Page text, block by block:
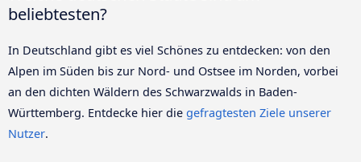
beliebtesten?
In Deutschland gibt es viel Schönes zu entdecken: von den
Alpen im Süden bis zur Nord- und Ostsee im Norden, vorbei
an den dichten Wäldern des Schwarzwalds in Baden-
Württemberg. Entdecke hier die gefragtesten Ziele unserer
Nutzer.